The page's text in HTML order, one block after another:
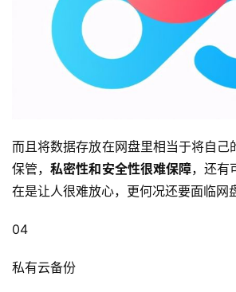
投
稿
而且将数据存放在网盘里相当于将自己
保管，私密性和安全性很难保障，还有
在是让人很难放心，更何况还要面临网
04
私有云备份